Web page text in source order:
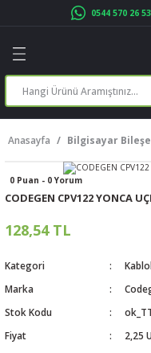
0544 570 26 53
Geri
Geri
Geri
Yazıcı
Geri
Geri
Geri
Geri
Geri
Anasayfa Bilgisayar
0 Puan - 0 Yorum
CODEGEN CPV122 YONCA
128,54 TL
Kategori
Marka
Stok Kodu
Fiyat
2,25